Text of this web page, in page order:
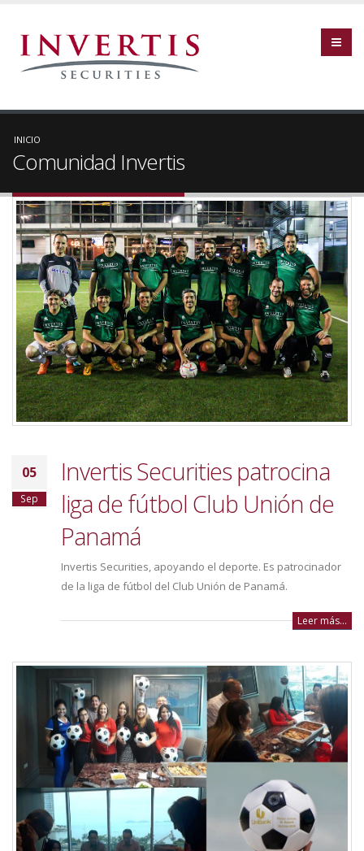
INICIO
Comunidad Invertis
05
Sep
Invertis Securities patrocina
liga de fútbol Club Unión de
Panamá
Invertis Securities, apoyando el deporte. Es patrocinador
de la liga de fútbol del Club Unión de Panamá.
Leer más...